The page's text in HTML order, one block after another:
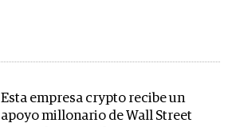
Esta empresa crypto recibe un
apoyo millonario de Wall Street